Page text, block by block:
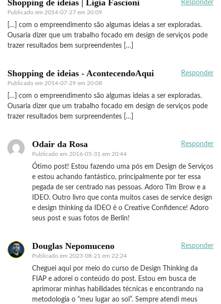
Shopping de ideias | Ligia Fascioni
Publicado em 2014-07-27 em 20:09
Responder
[…] com o empreendimento são algumas ideias a ser exploradas.
Ousaria dizer que um trabalho focado em design de serviços pode
trazer resultados bem surpreendentes […]
Shopping de ideias - AcontecendoAqui
Publicado em 2014-07-29 em 20:08
Responder
[…] com o empreendimento são algumas ideias a ser exploradas.
Ousaria dizer que um trabalho focado em design de serviços pode
trazer resultados bem surpreendentes […]
Odair da Rosa
Publicado em 2016-05-31 em 20:44
Responder
Ótimo post! Estou fazendo uma pós em Design de Serviços
e estou achando fantástico, principalmente por ter essa
pegada de ser centrado nas pessoas. Adoro Tim Brow e a
IDEO. Outro livro que conta muitos cases de service design
e design thinking da IDEO é o Creative Confidence! Adoro
seus post e suas fotos de Berlin!
Douglas Nepomuceno
Publicado em 2023-08-21 em 22:24
Responder
Cheguei aqui por meio do curso de Design Thinking da
FIAP e adorei o conteúdo do post. Estou em busca de
aprimorar minhas habilidades técnicas e encontrando na
metodologia o “meu lugar ao sol”. Sempre atendi meus